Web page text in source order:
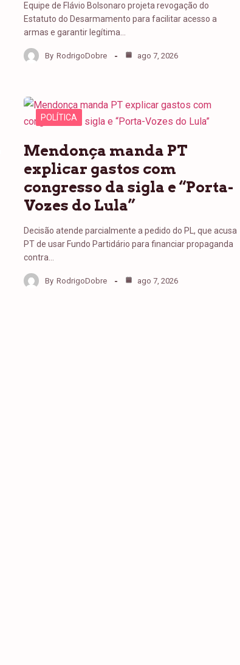
Equipe de Flávio Bolsonaro projeta revogação do
Estatuto do Desarmamento para facilitar acesso a
armas e garantir legítima…
By RodrigoDobre ago 7, 2026
POLÍTICA
Mendonça manda PT
explicar gastos com
congresso da sigla e “Porta-
Vozes do Lula”
Decisão atende parcialmente a pedido do PL, que acusa
PT de usar Fundo Partidário para financiar propaganda
contra…
By RodrigoDobre ago 7, 2026